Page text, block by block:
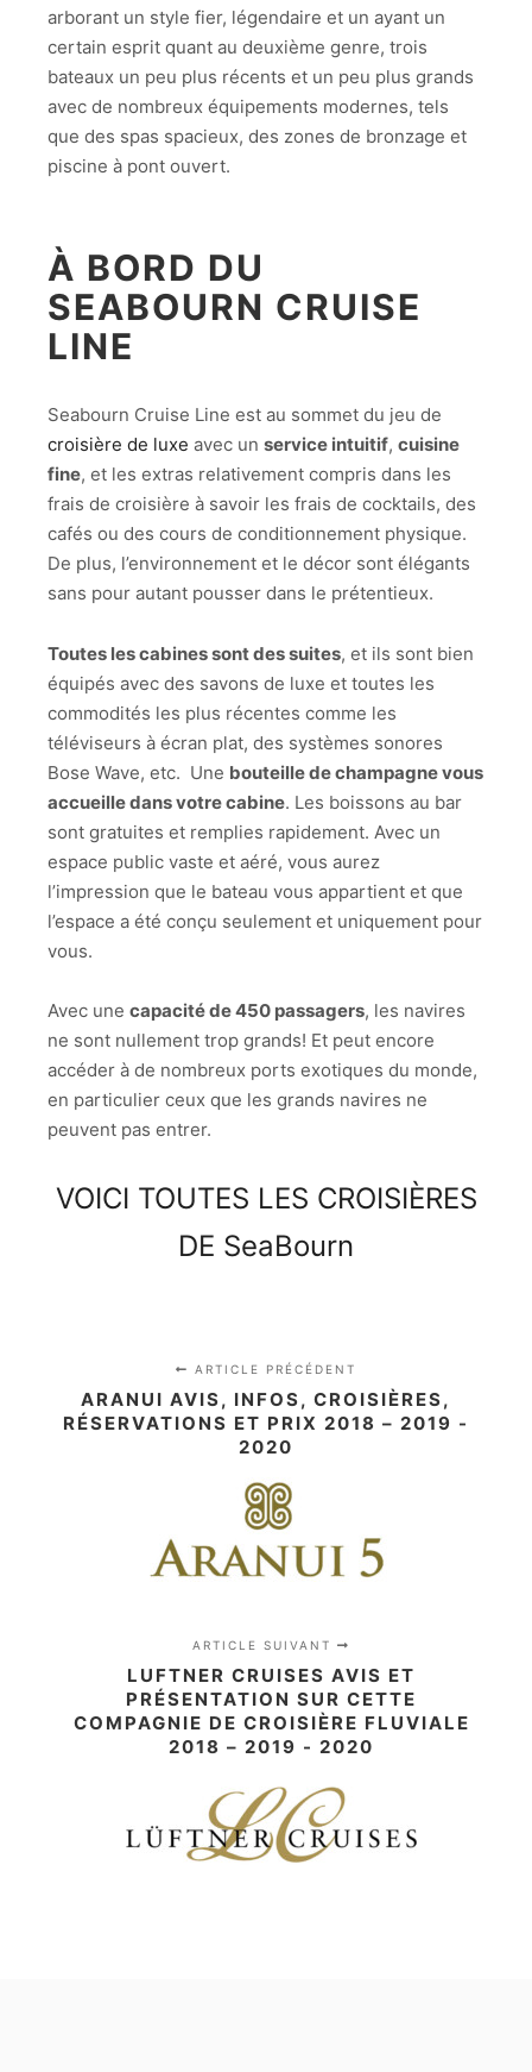
arborant un style fier, légendaire et un ayant un
certain esprit quant au deuxième genre, trois
bateaux un peu plus récents et un peu plus grands
avec de nombreux équipements modernes, tels
que des spas spacieux, des zones de bronzage et
piscine à pont ouvert.
À BORD DU
SEABOURN CRUISE
LINE
Seabourn Cruise Line est au sommet du jeu de
croisière de luxe avec un service intuitif, cuisine
fine, et les extras relativement compris dans les
frais de croisière à savoir les frais de cocktails, des
cafés ou des cours de conditionnement physique.
De plus, l’environnement et le décor sont élégants
sans pour autant pousser dans le prétentieux.
Toutes les cabines sont des suites, et ils sont bien
équipés avec des savons de luxe et toutes les
commodités les plus récentes comme les
téléviseurs à écran plat, des systèmes sonores
Bose Wave, etc. Une bouteille de champagne vous
accueille dans votre cabine. Les boissons au bar
sont gratuites et remplies rapidement. Avec un
espace public vaste et aéré, vous aurez
l’impression que le bateau vous appartient et que
l’espace a été conçu seulement et uniquement pour
vous.
Avec une capacité de 450 passagers, les navires
ne sont nullement trop grands! Et peut encore
accéder à de nombreux ports exotiques du monde,
en particulier ceux que les grands navires ne
peuvent pas entrer.
VOICI TOUTES LES CROISIÈRES
DE SeaBourn
ARTICLE PRÉCÉDENT
ARANUI AVIS, INFOS, CROISIÈRES,
RÉSERVATIONS ET PRIX 2018 – 2019 -
2020
ARTICLE SUIVANT
LUFTNER CRUISES AVIS ET
PRÉSENTATION SUR CETTE
COMPAGNIE DE CROISIÈRE FLUVIALE
2018 – 2019 - 2020